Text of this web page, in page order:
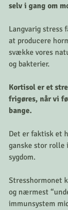
selv i gang om
Langvarig stress
at producere
svække vores
og bakterier.
Kortisol er et
frigøres, når vi
bange.
Det er faktisk et
ganske stor rolle
sygdom.
Stresshormonet
og nærmest
immunsystem